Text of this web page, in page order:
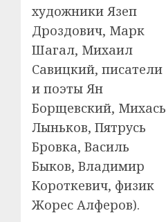
художники Язеп
Дроздович, Марк
Шагал, Михаил
Савицкий, писатели
и поэты Ян
Борщевский, Михась
Лыньков, Пятрусь
Бровка, Василь
Быков, Владимир
Короткевич, физик
Жорес Алферов).